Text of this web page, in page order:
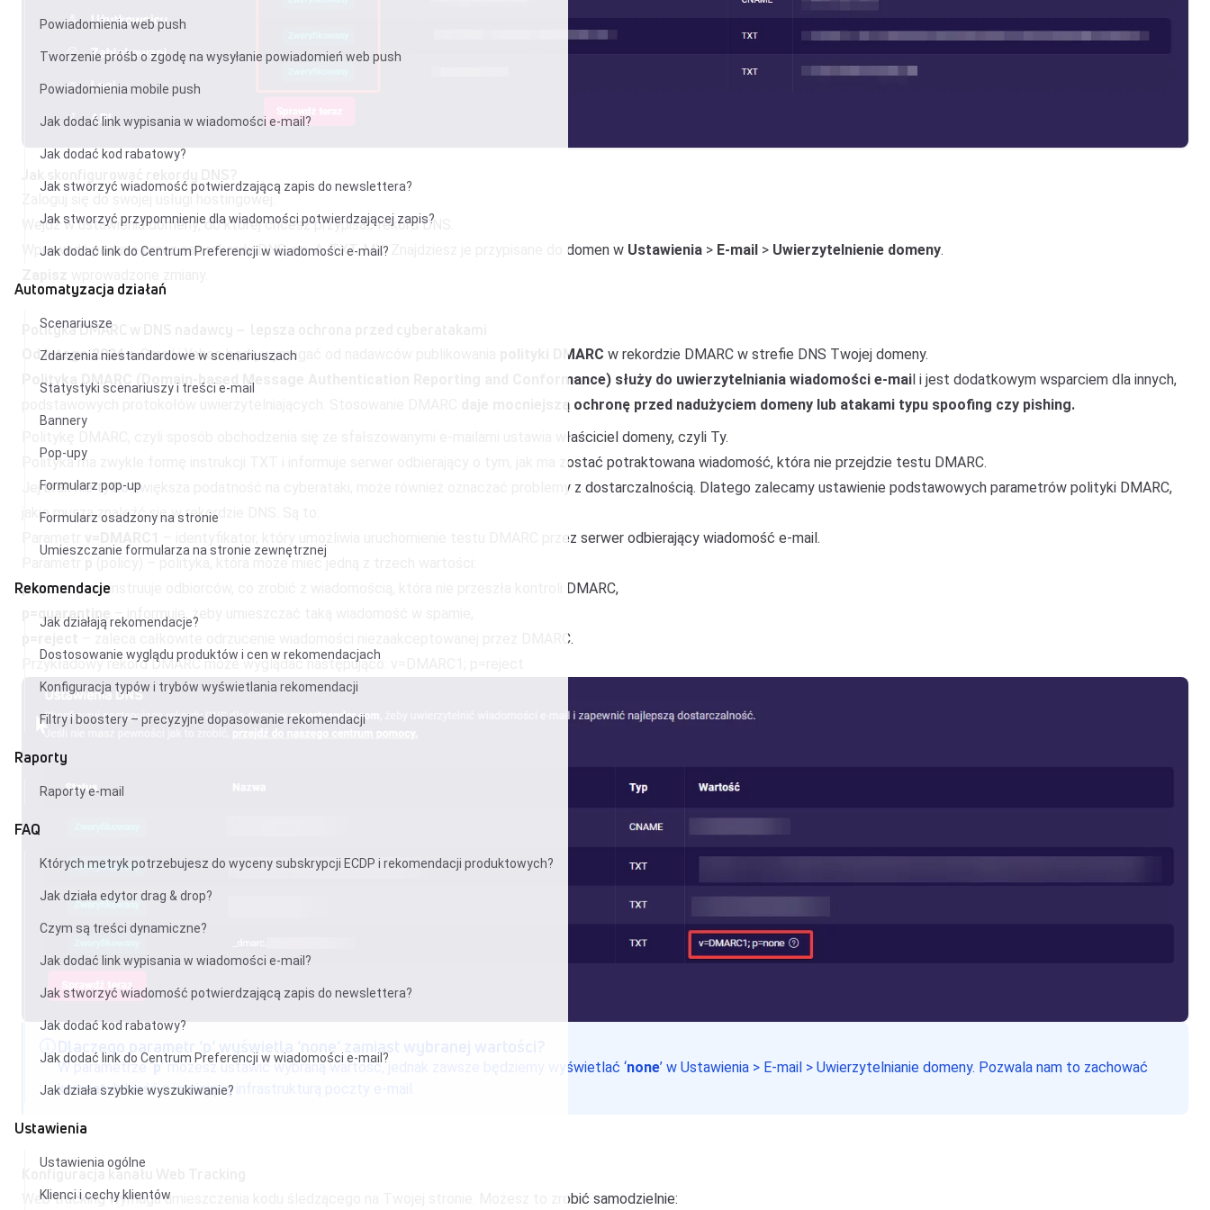
Powiadomienia web push
Tworzenie próśb o zgodę na wysyłanie powiadomień web push
Powiadomienia mobile push
Jak dodać link wypisania w wiadomości e-mail?
Jak dodać kod rabatowy?
Jak stworzyć wiadomość potwierdzającą zapis do newslettera?
Jak stworzyć przypomnienie dla wiadomości potwierdzającej zapis?
Jak dodać link do Centrum Preferencji w wiadomości e-mail?
Automatyzacja działań
Scenariusze
Zdarzenia niestandardowe w scenariuszach
Statystyki scenariuszy i treści e-mail
Bannery
Pop-upy
Formularz pop-up
Formularz osadzony na stronie
Umieszczanie formularza na stronie zewnętrznej
Rekomendacje
Jak działają rekomendacje?
Dostosowanie wyglądu produktów i cen w rekomendacjach
Konfiguracja typów i trybów wyświetlania rekomendacji
Filtry i boostery – precyzyjne dopasowanie rekomendacji
Raporty
Raporty e-mail
FAQ
Których metryk potrzebujesz do wyceny subskrypcji ECDP i rekomendacji produktowych?
Jak działa edytor drag & drop?
Czym są treści dynamiczne?
Jak dodać link wypisania w wiadomości e-mail?
Jak stworzyć wiadomość potwierdzającą zapis do newslettera?
Jak dodać kod rabatowy?
Jak dodać link do Centrum Preferencji w wiadomości e-mail?
Jak działa szybkie wyszukiwanie?
Ustawienia
Ustawienia ogólne
Klienci i cechy klientów
Zaloguj się do swojej usługi hostingowej.
Wejdź w ustawienia domeny, do której chcesz przypisać rekord DNS.
Wprowadź podane przez nas rekordy DNS, np. A, TXT, MX. Znajdziesz je przypisane do domen w Ustawienia > E-mail > Uwierzytelnienie domeny.
Polityka DMARC w DNS nadawcy – lepsza ochrona przed cyberatakami
Od lutego 2024 r.Gmail i Yahoo będą wymagać od nadawców publikowania polityki DMARC w rekordzie DMARC w strefie DNS Twojej domeny.
Polityka DMARC (Domain-based Message Authentication Reporting and Conformance) służy do uwierzytelniania wiadomości e-mail i jest dodatkowym wsparciem dla innych,
daje mocniejszą ochronę przed nadużyciem domeny lub atakami typu spoofing czy pishing.
Politykę DMARC, czyli sposób obchodzenia się ze sfałszowanymi e-mailami ustawia właściciel domeny, czyli Ty.
Polityka ma zwykle formę instrukcji TXT i informuje serwer odbierający o tym, jak ma zostać potraktowana wiadomość, która nie przejdzie testu DMARC.
Jej brak nie tylko zwiększa podatność na cyberataki, może również oznaczać problemy z dostarczalnością. Dlatego zalecamy ustawienie podstawowych parametrów polityki DMARC,
jakie muszą znaleźć się w rekordzie DNS. Są to:
– identyfikator, który umożliwia uruchomienie testu DMARC przez serwer odbierający wiadomość e-mail.
(policy) – polityka, która może mieć jedną z trzech wartości:
p=none– nie instruuje odbiorców, co zrobić z wiadomością, która nie przeszła kontroli DMARC,
p=quarantine
– informuje, żeby umieszczać taką wiadomość w spamie,
– zaleca całkowite odrzucenie wiadomości niezaakceptowanej przez DMARC.
Przykładowy rekord DMARC może wyglądać następująco: v=DMARC1; p=reject
W parametrze ‘p’ możesz ustawić wybraną wartość, jednak zawsze będziemy wyświetlać ‘none’ w Ustawienia > E-mail > Uwierzytelnianie domeny. Pozwala nam to zachować
kompatybilność z istniejącą infrastrukturą poczty e-mail.
Konfiguracja kanału Web Tracking
Web tracking wymaga umieszczenia kodu śledzącego na Twojej stronie. Możesz to zrobić samodzielnie: